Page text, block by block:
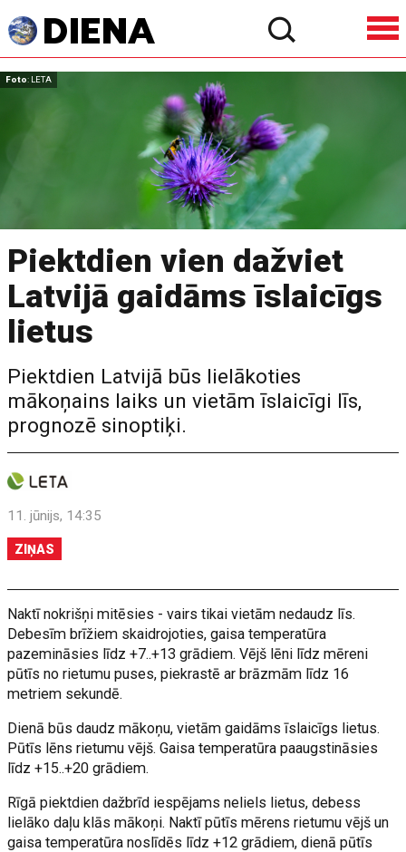
Foto: LETA
Piektdien vien dažviet
Latvijā gaidāms īslaicīgs
lietus
Piektdien Latvijā būs lielākoties
mākoņains laiks un vietām īslaicīgi līs,
prognozē sinoptiķi.
11. jūnijs, 14:35
ZIŅAS
Naktī nokrišņi mitēsies - vairs tikai vietām nedaudz līs.
Debesīm brīžiem skaidrojoties, gaisa temperatūra
pazemināsies līdz +7..+13 grādiem. Vējš lēni līdz mēreni
pūtīs no rietumu puses, piekrastē ar brāzmām līdz 16
metriem sekundē.
Dienā būs daudz mākoņu, vietām gaidāms īslaicīgs lietus.
Pūtīs lēns rietumu vējš. Gaisa temperatūra paaugstināsies
līdz +15..+20 grādiem.
Rīgā piektdien dažbrīd iespējams neliels lietus, debess
lielāko daļu klās mākoņi. Naktī pūtīs mērens rietumu vējš un
gaisa temperatūra noslīdēs līdz +12 grādiem, dienā pūtīs